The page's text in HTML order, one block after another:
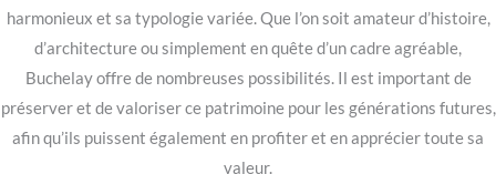
harmonieux et sa typologie variée. Que l’on soit amateur d’histoire,
d’architecture ou simplement en quête d’un cadre agréable,
Buchelay offre de nombreuses possibilités. Il est important de
préserver et de valoriser ce patrimoine pour les générations futures,
afin qu’ils puissent également en profiter et en apprécier toute sa
valeur.